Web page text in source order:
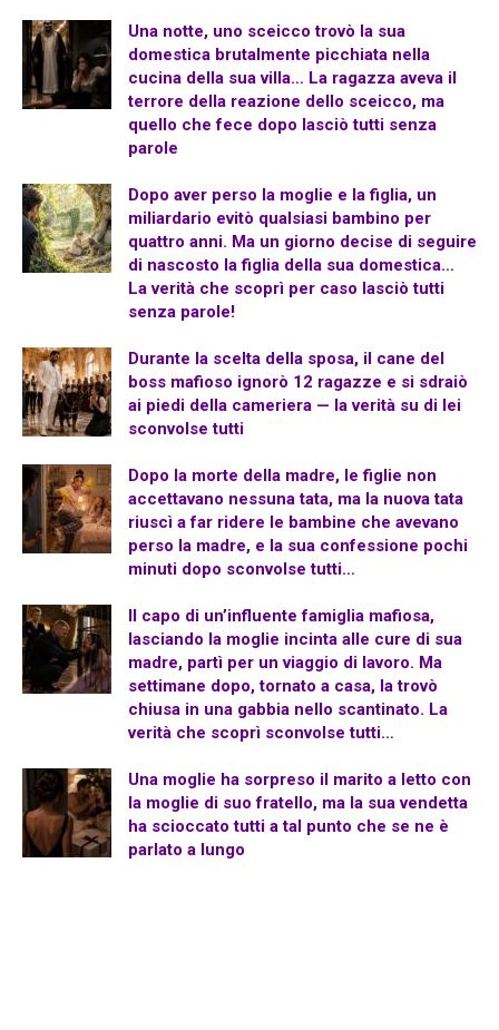
Una notte, uno sceicco trovò la sua
domestica brutalmente picchiata nella
cucina della sua villa… La ragazza aveva il
terrore della reazione dello sceicco, ma
quello che fece dopo lasciò tutti senza
parole
Dopo aver perso la moglie e la figlia, un
miliardario evitò qualsiasi bambino per
quattro anni. Ma un giorno decise di seguire
di nascosto la figlia della sua domestica…
La verità che scoprì per caso lasciò tutti
senza parole!
Durante la scelta della sposa, il cane del
boss mafioso ignorò 12 ragazze e si sdraiò
ai piedi della cameriera — la verità su di lei
sconvolse tutti
Dopo la morte della madre, le figlie non
accettavano nessuna tata, ma la nuova tata
riuscì a far ridere le bambine che avevano
perso la madre, e la sua confessione pochi
minuti dopo sconvolse tutti…
Il capo di un’influente famiglia mafiosa,
lasciando la moglie incinta alle cure di sua
madre, partì per un viaggio di lavoro. Ma
settimane dopo, tornato a casa, la trovò
chiusa in una gabbia nello scantinato. La
verità che scoprì sconvolse tutti…
Una moglie ha sorpreso il marito a letto con
la moglie di suo fratello, ma la sua vendetta
ha scioccato tutti a tal punto che se ne è
parlato a lungo